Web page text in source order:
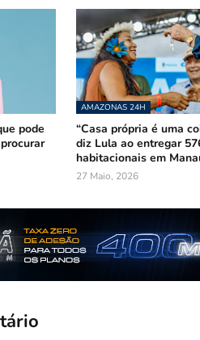
pode
AMAZONAS 24H
“Casa própria é uma
diz Lula ao entregar
habitacionais em
27 Maio, 2026